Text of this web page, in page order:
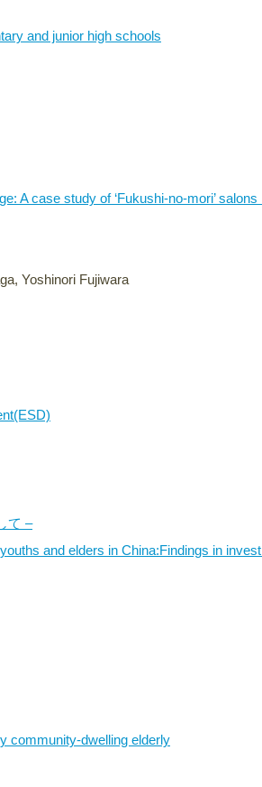
and junior high schools
A case study of ‘Fukushi-no-mori’ salons
Yoshinori Fujiwara
て –
and elders in China:Findings in
community-dwelling elderly